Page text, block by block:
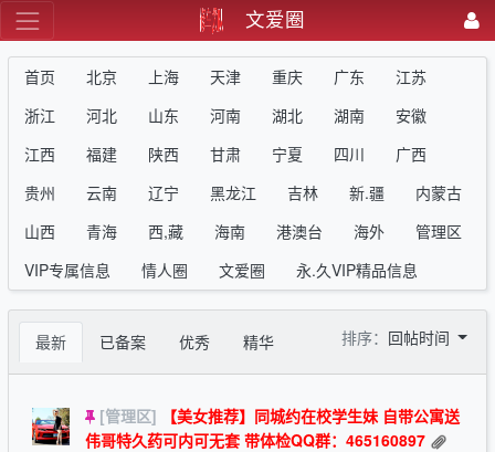
文爱圈
首页 北京 上海 天津 重庆 广东
江苏
浙江
河北 山东 河南 湖北 湖南
安徽
江西
福建 陕西 甘肃 宁夏 四川
广西
贵州
云南 辽宁 黑龙江 吉林 新.疆
内蒙古
山西
青海 西,藏 海南 港澳台 海外
管理区
VIP专属信息
情人圈 文爱圈 永.久VIP精品信息
最新 已备案 优秀 精华 排序： 回帖时间
[管理区]
【美女推荐】同城约在校学生妹 自带公寓送
伟哥特久药可内可无套 带体检QQ群：465160897